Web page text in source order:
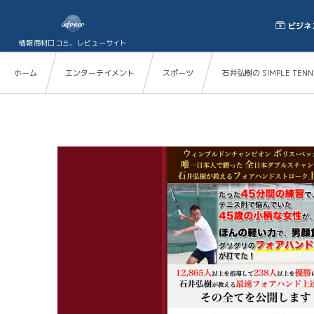
情報商材口コミ、レビューサイト
ビジネ
ホーム エンターテイメント スポーツ 石井弘樹の SIMPLE